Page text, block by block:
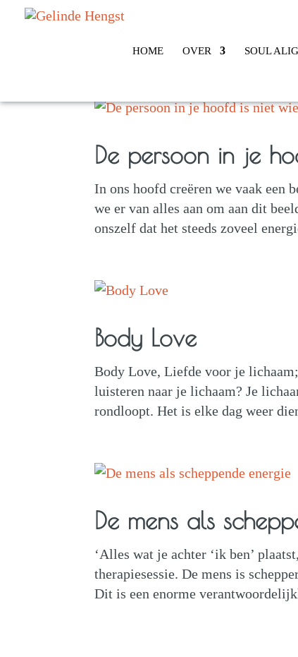
HOME OVER SOUL
De persoon in je
In ons hoofd creëren we vaak een
we er van alles aan om aan dit
onszelf dat het steeds zoveel
Body Love
Body Love, Liefde voor je
luisteren naar je lichaam? Je
rondloopt. Het is elke dag weer
De mens als
‘Alles wat je achter ‘ik ben’
therapiesessie. De mens is
Dit is een enorme